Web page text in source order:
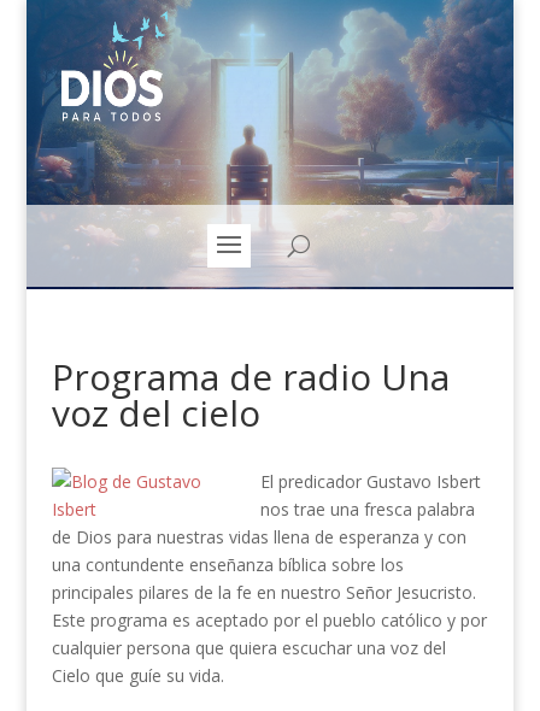
Programa de radio Una
voz del cielo
El predicador Gustavo Isbert
nos trae una fresca palabra
de Dios para nuestras vidas llena de esperanza y con
una contundente enseñanza bíblica sobre los
principales pilares de la fe en nuestro Señor Jesucristo.
Este programa es aceptado por el pueblo católico y por
cualquier persona que quiera escuchar una voz del
Cielo que guíe su vida.